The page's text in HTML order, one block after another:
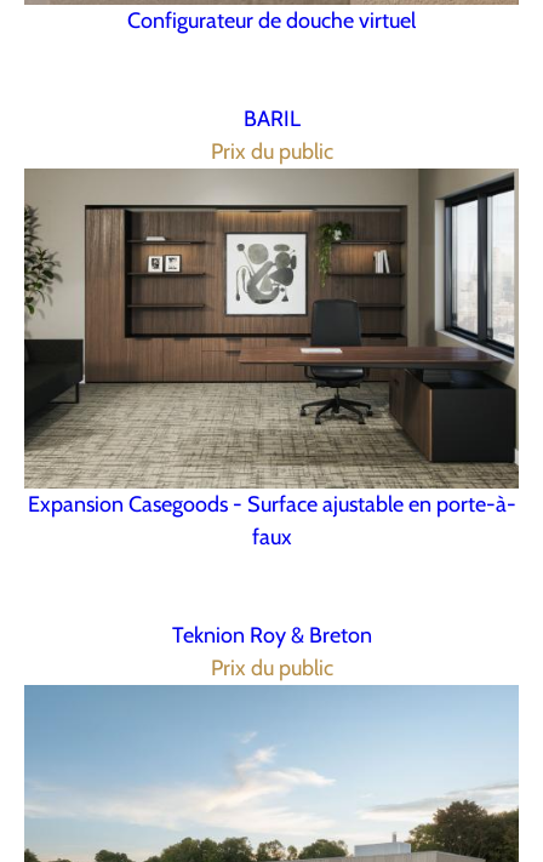
Configurateur de douche virtuel
BARIL
Prix du public
Expansion Casegoods - Surface ajustable en porte-à-
faux
Teknion Roy & Breton
Prix du public